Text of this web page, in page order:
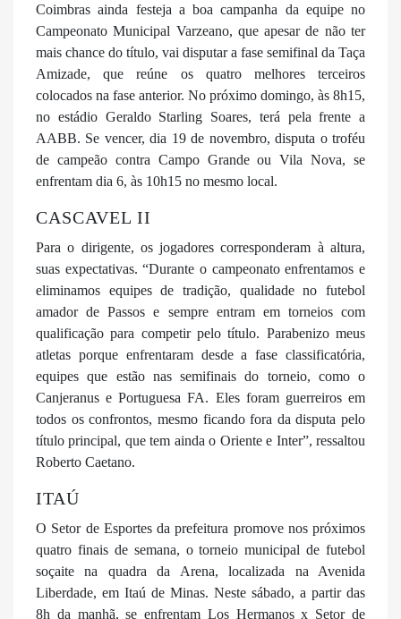
Coimbras ainda festeja a boa campanha da equipe no
Campeonato Municipal Varzeano, que apesar de não ter
mais chance do título, vai disputar a fase semifinal da Taça
Amizade, que reúne os quatro melhores terceiros
colocados na fase anterior. No próximo domingo, às 8h15,
no estádio Geraldo Starling Soares, terá pela frente a
AABB. Se vencer, dia 19 de novembro, disputa o troféu
de campeão contra Campo Grande ou Vila Nova, se
enfrentam dia 6, às 10h15 no mesmo local.
CASCAVEL II
Para o dirigente, os jogadores corresponderam à altura,
suas expectativas. “Durante o campeonato enfrentamos e
eliminamos equipes de tradição, qualidade no futebol
amador de Passos e sempre entram em torneios com
qualificação para competir pelo título. Parabenizo meus
atletas porque enfrentaram desde a fase classificatória,
equipes que estão nas semifinais do torneio, como o
Canjeranus e Portuguesa FA. Eles foram guerreiros em
todos os confrontos, mesmo ficando fora da disputa pelo
título principal, que tem ainda o Oriente e Inter”, ressaltou
Roberto Caetano.
ITAÚ
O Setor de Esportes da prefeitura promove nos próximos
quatro finais de semana, o torneio municipal de futebol
soçaite na quadra da Arena, localizada na Avenida
Liberdade, em Itaú de Minas. Neste sábado, a partir das
8h da manhã, se enfrentam Los Hermanos x Setor de